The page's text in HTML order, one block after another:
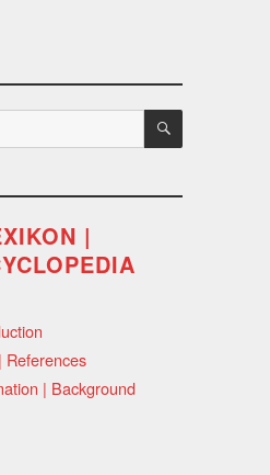
SUCHEN
|
References
| Background